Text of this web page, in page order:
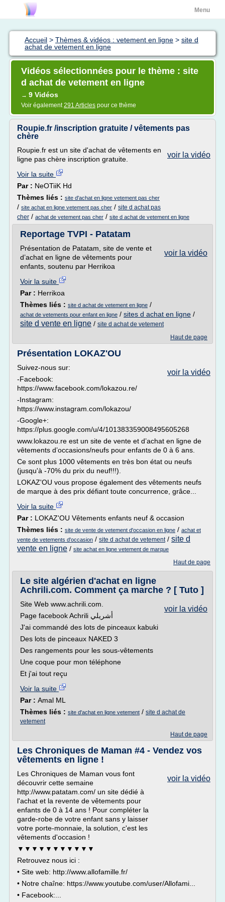
Menu
Accueil > Thèmes & vidéos : vetement en ligne > site d
achat de vetement en ligne
Vidéos sélectionnées pour le thème : site
d achat de vetement en ligne
→ 9 Vidéos
Voir également291 Articles pour ce thème
Roupie.fr /inscription gratuite / vêtements pas
chère
voir la vidéo
Roupie.fr est un site d'achat de vêtements en
ligne pas chère inscription gratuite.
Voir la suite
Par : NeOTiiK Hd
Thèmes liés : site d'achat en ligne vetement pas cher
/ site achat en ligne vetement pas cher / site d achat pas
cher / achat de vetement pas cher / site d achat de vetement en ligne
Reportage TVPI - Patatam
voir la vidéo
Présentation de Patatam, site de vente et
d’achat en ligne de vêtements pour
enfants, soutenu par Herrikoa
Voir la suite
Par : Herrikoa
Thèmes liés : site d achat de vetement en ligne /
achat de vetements pour enfant en ligne / sites d achat en ligne /
site d vente en ligne / site d achat de vetement
Haut de page
Présentation LOKAZ'OU
voir la vidéo
Suivez-nous sur:
-Facebook:
https://www.facebook.com/lokazou.re/
-Instagram:
https://www.instagram.com/lokazou/
-Google+:
https://plus.google.com/u/4/101383359008495605268
www.lokazou.re est un site de vente et d’achat en ligne de
vêtements d’occasions/neufs pour enfants de 0 à 6 ans.
Ce sont plus 1000 vêtements en très bon état ou neufs
(jusqu'à -70% du prix du neuf!!!).
LOKAZ'OU vous propose également des vêtements neufs
de marque à des prix défiant toute concurrence, grâce...
Voir la suite
Par : LOKAZ'OU Vêtements enfants neuf & occasion
Thèmes liés : site de vente de vetement d'occasion en ligne / achat et
vente de vetements d'occasion / site d achat de vetement/ site d
vente en ligne / site achat en ligne vetement de marque
Haut de page
Le site algérien d'achat en ligne
Achrili.com. Comment ça marche ? [ Tuto ]
voir la vidéo
Site Web www.achrili.com.
Page facebook Achrili أشريلي
J'ai commandé des lots de pinceaux kabuki
Des lots de pinceaux NAKED 3
Des rangements pour les sous-vêtements
Une coque pour mon téléphone
Et j'ai tout reçu
Voir la suite
Par : Amal ML
Thèmes liés : site d'achat en ligne vetement / site d achat de
vetement
Haut de page
Les Chroniques de Maman #4 - Vendez vos
vêtements en ligne !
voir la vidéo
Les Chroniques de Maman vous font
découvrir cette semaine
http://www.patatam.com/ un site dédié à
l'achat et la revente de vêtements pour
enfants de 0 à 14 ans ! Pour compléter la
garde-robe de votre enfant sans y laisser
votre porte-monnaie, la solution, c'est les
vêtements d'occasion !
▼▼▼▼▼▼▼▼▼▼▼
Retrouvez nous ici :
• Site web: http://www.allofamille.fr/
• Notre chaîne: https://www.youtube.com/user/Allofami...
• Facebook:...